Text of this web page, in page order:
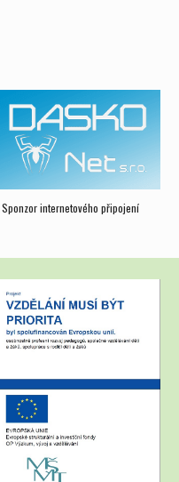
Sponzor internetového připojení